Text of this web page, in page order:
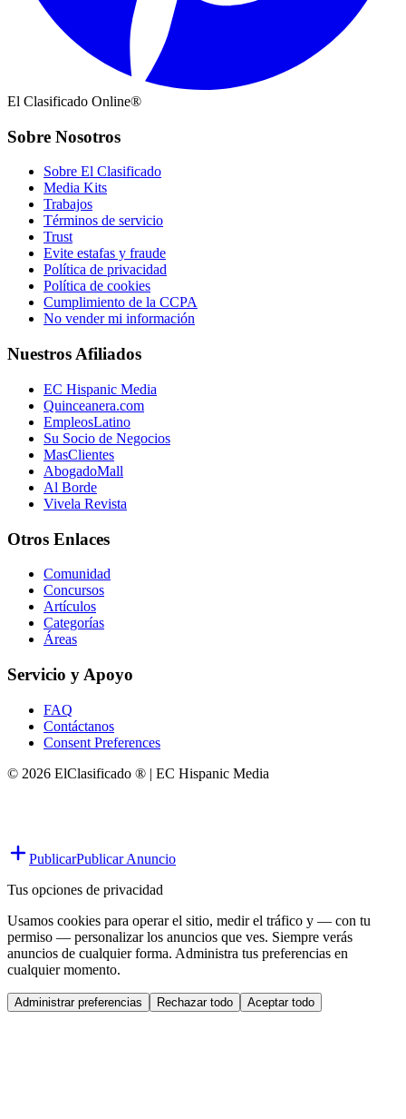
El Clasificado Online®
Sobre Nosotros
Sobre El Clasificado
Media Kits
Trabajos
Términos de servicio
Trust
Evite estafas y fraude
Política de privacidad
Política de cookies
Cumplimiento de la CCPA
No vender mi información
Nuestros Afiliados
EC Hispanic Media
Quinceanera.com
EmpleosLatino
Su Socio de Negocios
MasClientes
AbogadoMall
Al Borde
Vivela Revista
Otros Enlaces
Comunidad
Concursos
Artículos
Categorías
Áreas
Servicio y Apoyo
FAQ
Contáctanos
Consent Preferences
© 2026 ElClasificado ® | EC Hispanic Media
PublicarPublicar Anuncio
Tus opciones de privacidad
Usamos cookies para operar el sitio, medir el tráfico y — con tu
permiso — personalizar los anuncios que ves. Siempre verás
anuncios de cualquier forma. Administra tus preferencias en
cualquier momento.
Administrar preferencias Rechazar todo Aceptar todo